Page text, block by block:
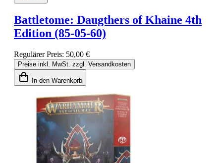
Battletome: Daugthers of Khaine 4th
Edition (85-05-60)
Regulärer Preis: 50,00 €
Preise inkl. MwSt. zzgl. Versandkosten
In den Warenkorb